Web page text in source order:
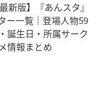
新版】『あんスタ』
ー一覧｜登場人物59
誕生日・所属サーク
情報まとめ